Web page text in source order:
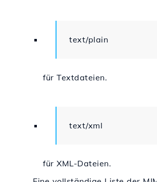
text/plain
für Textdateien.
text/xml
für XML-Dateien.